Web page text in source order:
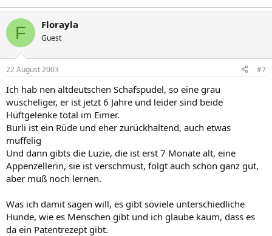
F Florayla
Guest
22 August 2003 #7
Ich hab nen altdeutschen Schafspudel, so eine grau
wuscheliger, er ist jetzt 6 Jahre und leider sind beide
Hüftgelenke total im Eimer.
Burli ist ein Rüde und eher zurückhaltend, auch etwas
muffelig
Und dann gibts die Luzie, die ist erst 7 Monate alt, eine
Appenzellerin, sie ist verschmust, folgt auch schon ganz gut,
aber muß noch lernen.
Was ich damit sagen will, es gibt soviele unterschiedliche
Hunde, wie es Menschen gibt und ich glaube kaum, dass es
da ein Patentrezept gibt.